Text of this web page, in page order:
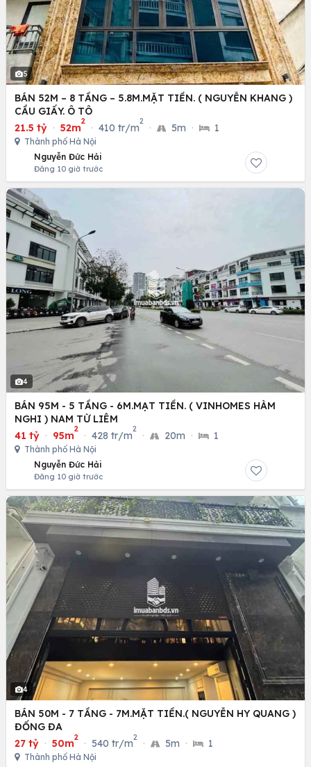
5
BÁN 52M – 8 TẦNG – 5.8M.MẶT TIỀN. ( NGUYỄN KHANG )
CẦU GIẤY. Ô TÔ
21.5 tỷ · 52m
2
· 410 tr/m
2
· 5m · 1
Thành phố Hà Nội
Nguyễn Đức Hải
Đăng 10 giờ trước
4
BÁN 95M - 5 TẦNG - 6M.MẠT TIỀN. ( VINHOMES HÀM
NGHI ) NAM TỪ LIÊM
41 tỷ · 95m
2
· 428 tr/m
2
· 20m · 1
Thành phố Hà Nội
Nguyễn Đức Hải
Đăng 10 giờ trước
4
BÁN 50M - 7 TẦNG - 7M.MẶT TIỀN.( NGUYỄN HY QUANG )
ĐỐNG ĐA
27 tỷ · 50m
2
· 540 tr/m
2
· 5m · 1
Thành phố Hà Nội